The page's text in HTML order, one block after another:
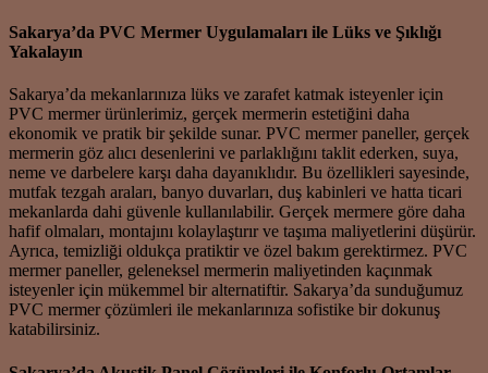
Sakarya’da PVC Mermer Uygulamaları ile Lüks ve Şıklığı
Yakalayın
Sakarya’da mekanlarınıza lüks ve zarafet katmak isteyenler için
PVC mermer ürünlerimiz, gerçek mermerin estetiğini daha
ekonomik ve pratik bir şekilde sunar. PVC mermer paneller, gerçek
mermerin göz alıcı desenlerini ve parlaklığını taklit ederken, suya,
neme ve darbelere karşı daha dayanıklıdır. Bu özellikleri sayesinde,
mutfak tezgah araları, banyo duvarları, duş kabinleri ve hatta ticari
mekanlarda dahi güvenle kullanılabilir. Gerçek mermere göre daha
hafif olmaları, montajını kolaylaştırır ve taşıma maliyetlerini düşürür.
Ayrıca, temizliği oldukça pratiktir ve özel bakım gerektirmez. PVC
mermer paneller, geleneksel mermerin maliyetinden kaçınmak
isteyenler için mükemmel bir alternatiftir. Sakarya’da sunduğumuz
PVC mermer çözümleri ile mekanlarınıza sofistike bir dokunuş
katabilirsiniz.